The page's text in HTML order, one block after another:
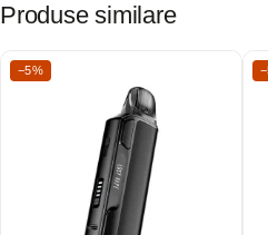
Produse similare
−5%